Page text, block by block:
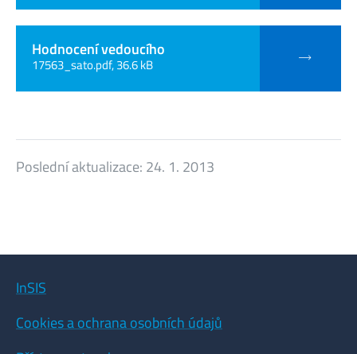
Hodnocení vedoucího
17563_sato.pdf, 36.6 kB
Poslední aktualizace: 24. 1. 2013
InSIS
Cookies a ochrana osobních údajů